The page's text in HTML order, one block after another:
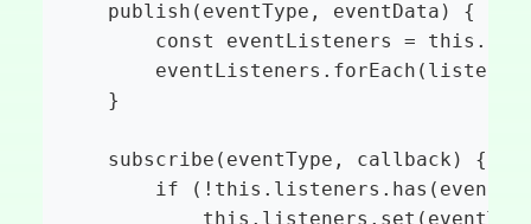
    publish(eventType, eventData) {
const eventListeners =
    }
    subscribe(eventType, callback) {
if